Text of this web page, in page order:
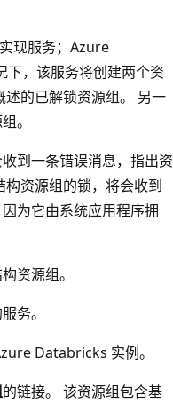
现服务；Azure
，该服务将创建两个资
的已解锁资源组。 另一
。
到一条错误消息，指出资
资源组的锁，将会收到
为它由系统应用程序拥
资源组。
务。
Databricks 实例。
的链接。 该资源组包含基